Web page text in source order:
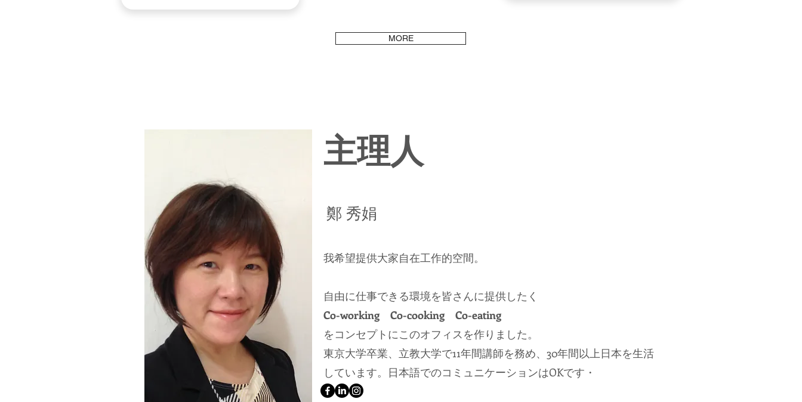
MORE
主理人
鄭 秀娟
我希望提供大家自在工作的空間。
自由に仕事できる環境を皆さんに提供したく
Co-working Co-cooking Co-eating
をコンセプトにこのオフィスを作りました。
東京大学卒業、立教大学で11年間講師を務め、30年間以上日本を生活
しています。日本語でのコミュニケーションはOKです・